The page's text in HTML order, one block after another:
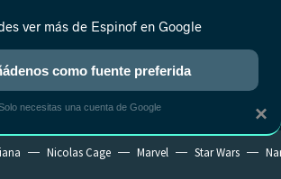
NUEVO
REALITY ANIME RANKINGS CINE
Nicolas Cage Marvel Star Wars
×
ver más de Espinof en Google
como fuente preferida
necesitas una cuenta de Google